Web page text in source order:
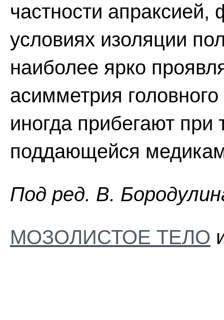
частности
условиях изоляции
наиболее ярко
асимметрия
иногда прибегают
поддающейся
Пoд peд. B.
МОЗОЛИСТОЕ ТЕЛО